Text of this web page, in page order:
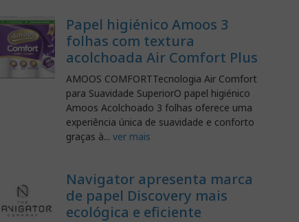
Papel higiénico Amoos 3
folhas com textura
acolchoada Air Comfort Plus
AMOOS COMFORTTecnologia Air Comfort
para Suavidade SuperiorO papel higiénico
Amoos Acolchoado 3 folhas oferece uma
experiência única de suavidade e conforto
graças à... ver mais
Navigator apresenta marca
de papel Discovery mais
ecológica e eficiente